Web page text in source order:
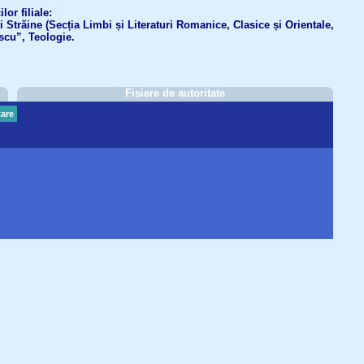
filiale:
(Secția Limbi și Literaturi Romanice, Clasice și Orientale,
Teologie.
Fisiere de autoritate